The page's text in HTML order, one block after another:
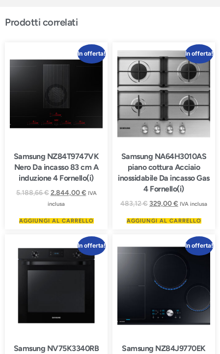
Prodotti correlati
In offerta!
Samsung NZ84T9747VK
Nero Da incasso 83 cm A
induzione 4 Fornello(i)
5.188,66€ 2.844,00€ IVA
inclusa
AGGIUNGI AL CARRELLO
In offerta!
Samsung NA64H3010AS
piano cottura Acciaio
inossidabile Da incasso Gas
4 Fornello(i)
483,12€329,00€ IVA inclusa
AGGIUNGI AL CARRELLO
In offerta!
Samsung NV75K3340RB
In offerta!
Samsung NZ84J9770EK